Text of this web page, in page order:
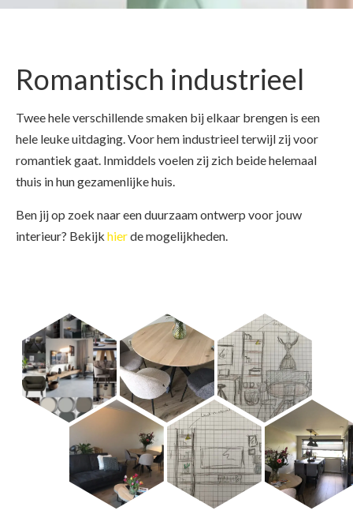
Romantisch industrieel
Twee hele verschillende smaken bij elkaar brengen is een
hele leuke uitdaging. Voor hem industrieel terwijl zij voor
romantiek gaat. Inmiddels voelen zij zich beide helemaal
thuis in hun gezamenlijke huis.
Ben jij op zoek naar een duurzaam ontwerp voor jouw
interieur? Bekijk hierde mogelijkheden.